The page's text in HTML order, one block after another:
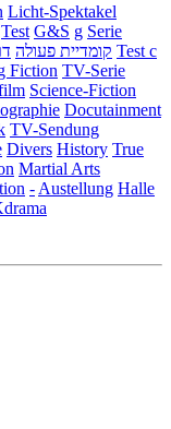
Licht-Spektakel
Test G&S g Serie
קומדיית פעולה Test c
Fiction TV-Serie
Science-Fiction
Docutainment
TV-Sendung
Divers History True
Martial Arts
- Austellung Halle